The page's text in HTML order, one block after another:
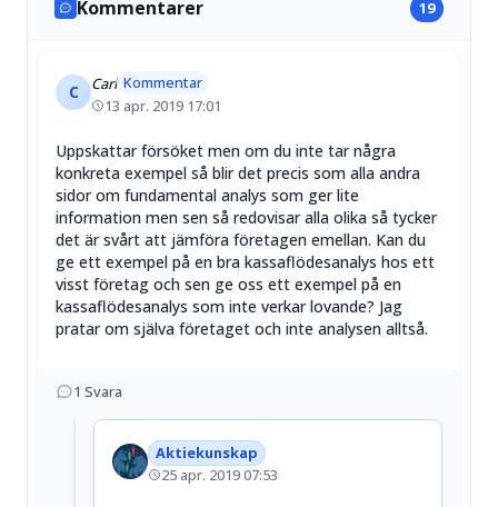
Kommentarer 19
C Carl Kommentar
13 apr. 2019 17:01
Uppskattar försöket men om du inte tar några
konkreta exempel så blir det precis som alla andra
sidor om fundamental analys som ger lite
information men sen så redovisar alla olika så tycker
det är svårt att jämföra företagen emellan. Kan du
ge ett exempel på en bra kassaflödesanalys hos ett
visst företag och sen ge oss ett exempel på en
kassaflödesanalys som inte verkar lovande? Jag
pratar om själva företaget och inte analysen alltså.
1 Svara
Aktiekunskap
25 apr. 2019 07:53